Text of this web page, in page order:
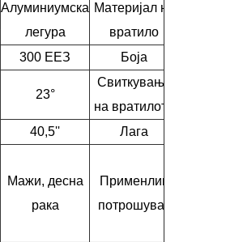
Алуминиумска
легура
Материјал на
вратило
300 ЕЕЗ Боја
23°
Свиткување
на вратилото
40,5'' Лага
Мажи, десна
рака
Применлив
потрошувач